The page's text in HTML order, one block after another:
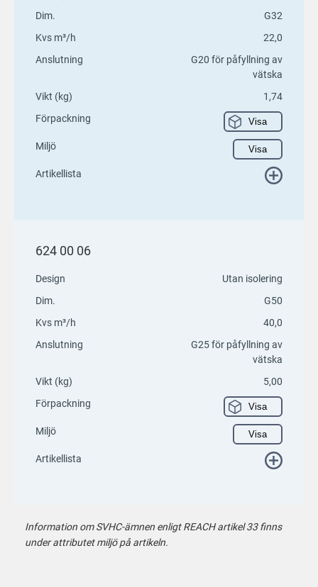
Dim.
G32
Kvs m³/h
22,0
Anslutning
G20 för påfyllning av
vätska
Vikt (kg)
1,74
Förpackning
Visa
Miljö Visa
Artikellista
624 00 06
Design
Utan isolering
Dim.
G50
Kvs m³/h
40,0
Anslutning
G25 för påfyllning av
vätska
Vikt (kg)
5,00
Förpackning
Visa
Miljö Visa
Artikellista
Information om SVHC-ämnen enligt REACH artikel 33 finns
under attributet miljö på artikeln.